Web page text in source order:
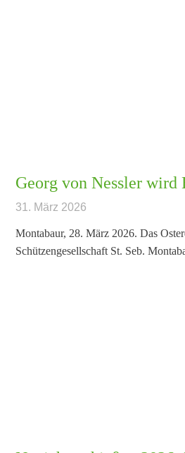
Georg von Nessler wird
31. März 2026
Montabaur, 28. März 2026. Das
Schützengesellschaft St. Seb.